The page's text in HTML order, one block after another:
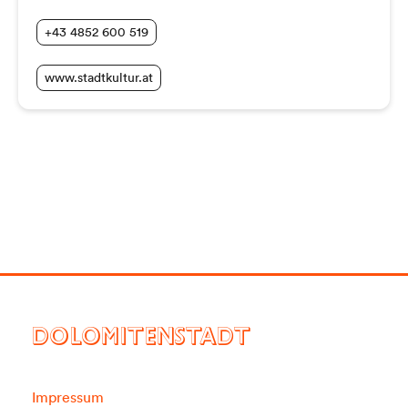
+43 4852 600 519
www.stadtkultur.at
DOLOMITENSTADT
Impressum